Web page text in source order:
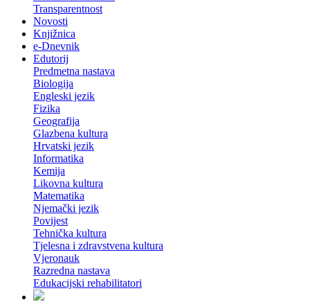
Transparentnost
Novosti
Knjižnica
e-Dnevnik
Edutorij
Predmetna nastava
Biologija
Engleski jezik
Fizika
Geografija
Glazbena kultura
Hrvatski jezik
Informatika
Kemija
Likovna kultura
Matematika
Njemački jezik
Povijest
Tehnička kultura
Tjelesna i zdravstvena kultura
Vjeronauk
Razredna nastava
Edukacijski rehabilitatori